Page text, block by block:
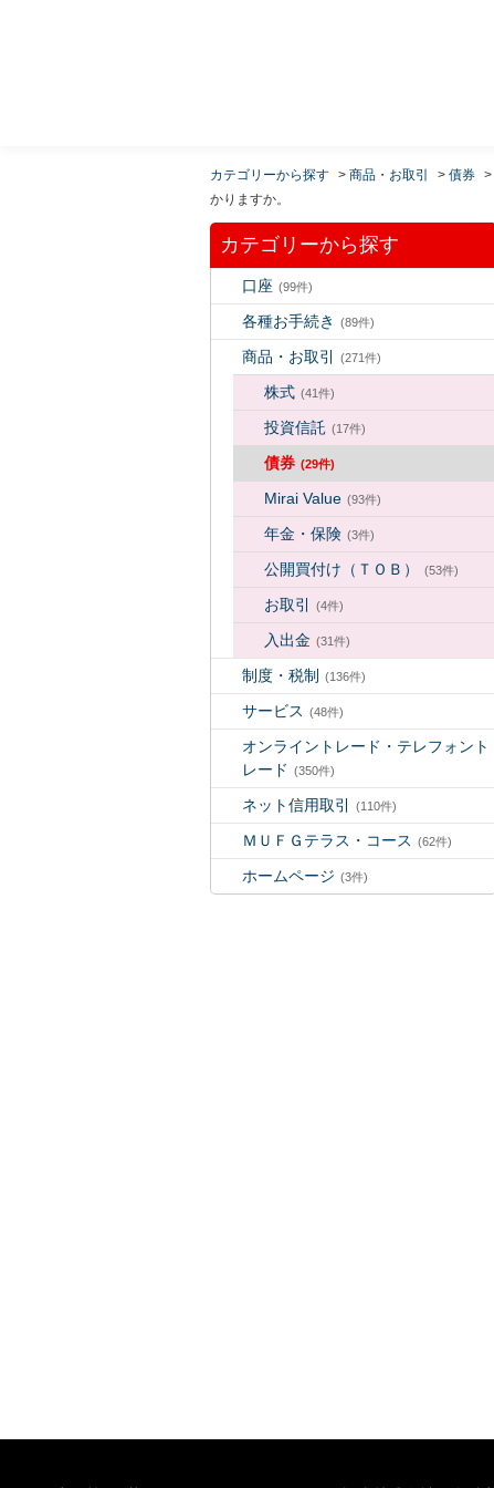
カテゴリーから探す > 商品・お取引 > 債券 >
かりますか。
カテゴリーから探す
口座 (99件)
各種お手続き (89件)
商品・お取引 (271件)
株式 (41件)
投資信託 (17件)
債券 (29件)
Mirai Value (93件)
年金・保険 (3件)
公開買付け（ＴＯＢ） (53件)
お取引 (4件)
入出金 (31件)
制度・税制 (136件)
サービス (48件)
オンライントレード・テレフォント
レード (350件)
ネット信用取引 (110件)
ＭＵＦＧテラス・コース (62件)
ホームページ (3件)